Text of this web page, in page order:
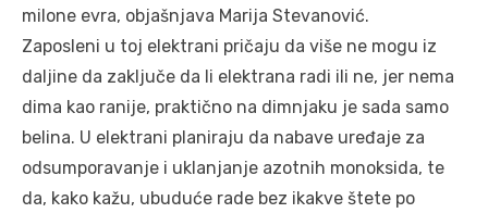
milone evra, objašnjava Marija Stevanović.
Zaposleni u toj elektrani pričaju da više ne mogu iz
daljine da zaključe da li elektrana radi ili ne, jer nema
dima kao ranije, praktično na dimnjaku je sada samo
belina. U elektrani planiraju da nabave uređaje za
odsumporavanje i uklanjanje azotnih monoksida, te
da, kako kažu, ubuduće rade bez ikakve štete po